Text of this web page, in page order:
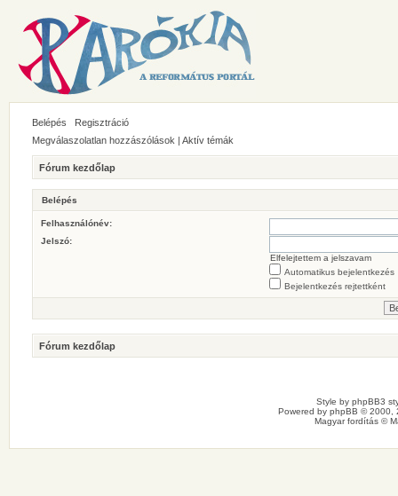
Belépés
Regisztráció
Megválaszolatlan hozzászólások | Aktív témák
Fórum kezdőlap
Belépés
Felhasználónév:
Jelszó:
Elfelejtettem a jelszavam
Automatikus bejelentkezés
Bejelentkezés rejtettként
Fórum kezdőlap
Style by phpBB3
Powered by phpBB © 2000,
Magyar fordítás ©